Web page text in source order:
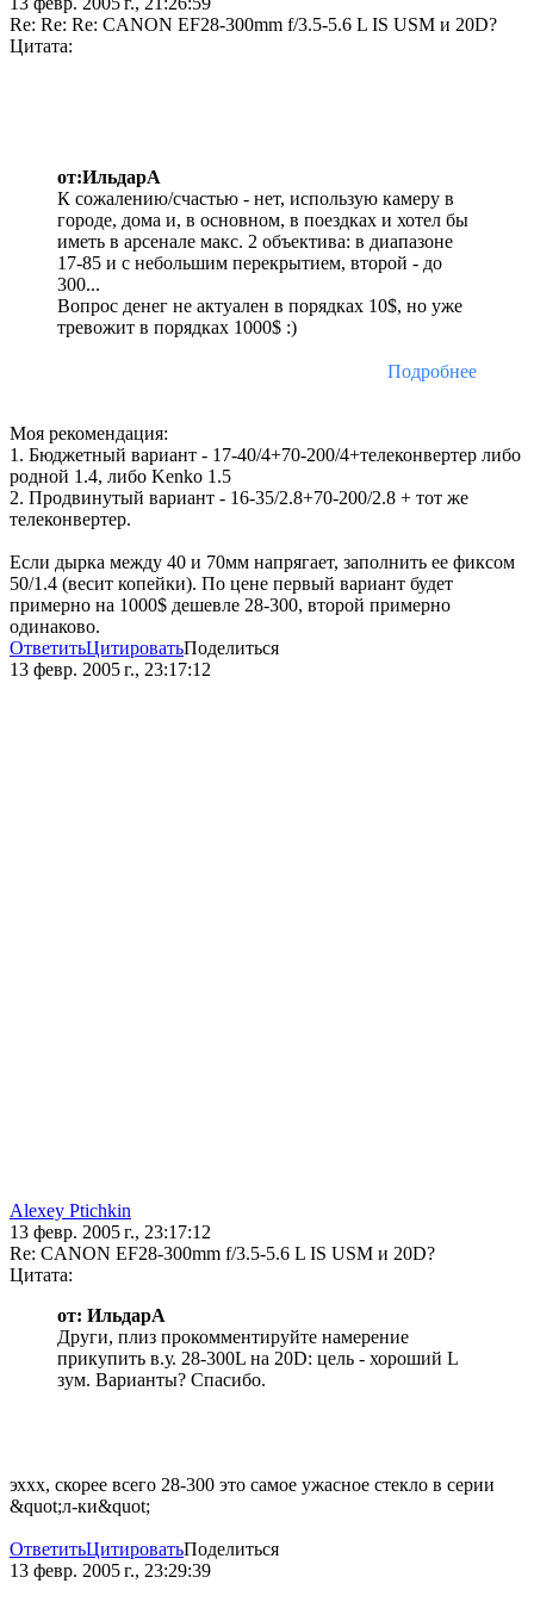
Re: Re: Re: CANON EF28-300mm f/3.5-5.6 L IS USM и 20D?
Цитата:
от:ИльдарА
К сожалению/счастью - нет, использую камеру в
городе, дома и, в основном, в поездках и хотел бы
иметь в арсенале макс. 2 объектива: в диапазоне
17-85 и с небольшим перекрытием, второй - до
300...
Вопрос денег не актуален в порядках 10$, но уже
тревожит в порядках 1000$ :)
Подробнее
Моя рекомендация:
1. Бюджетный вариант - 17-40/4+70-200/4+телеконвертер либо
родной 1.4, либо Kenko 1.5
2. Продвинутый вариант - 16-35/2.8+70-200/2.8 + тот же
телеконвертер.
Если дырка между 40 и 70мм напрягает, заполнить ее фиксом
50/1.4 (весит копейки). По цене первый вариант будет
примерно на 1000$ дешевле 28-300, второй примерно
одинаково.
ОтветитьЦитироватьПоделиться
13 февр. 2005 г., 23:17:12
Alexey Ptichkin
13 февр. 2005 г., 23:17:12
Re: CANON EF28-300mm f/3.5-5.6 L IS USM и 20D?
Цитата:
от: ИльдарА
Други, плиз прокомментируйте намерение
прикупить в.у. 28-300L на 20D: цель - хороший L
зум. Варианты? Спасибо.
эххх, скорее всего 28-300 это самое ужасное стекло в серии
&quot;л-ки&quot;
ОтветитьЦитироватьПоделиться
13 февр. 2005 г., 23:29:39